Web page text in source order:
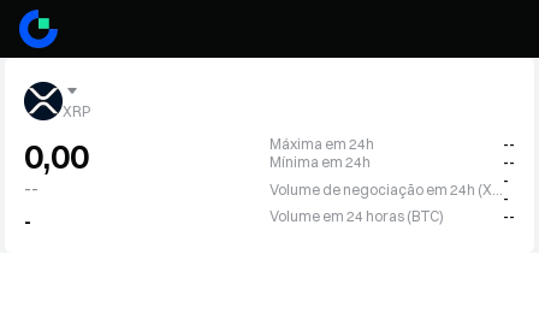
XRP
0,00
--
-
Máxima em 24h
--
Mínima em 24h
--
-
-
Volume em 24 horas (BTC)
--